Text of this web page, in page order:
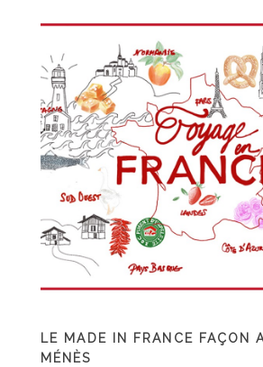
LE MADE IN FRANCE FAÇON
MÉNÈS